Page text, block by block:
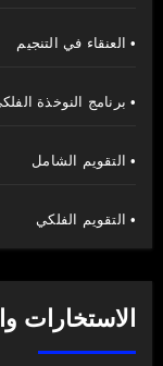
• العنقاء في التنجيم
• برنامج النوخذة
• التقويم الشامل
• التقويم الفلكي
الاستخارات